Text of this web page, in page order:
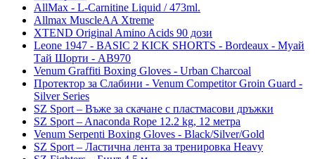
AllMax - L-Carnitine Liquid / 473ml.
Allmax MuscleAA Xtreme
XTEND Original Amino Acids 90 дози
Leone 1947 - BASIC 2 KICK SHORTS - Bordeaux - Муай
Тай Шорти - AB970
Venum Graffiti Boxing Gloves - Urban Charcoal
Протектор за Слабини - Venum Competitor Groin Guard -
Silver Series
SZ Sport – Въже за скачане с пластмасови дръжки
SZ Sport – Anaconda Rope 12.2 kg, 12 метра
Venum Serpenti Boxing Gloves - Black/Silver/Gold
SZ Sport – Ластична лента за тренировка Heavy